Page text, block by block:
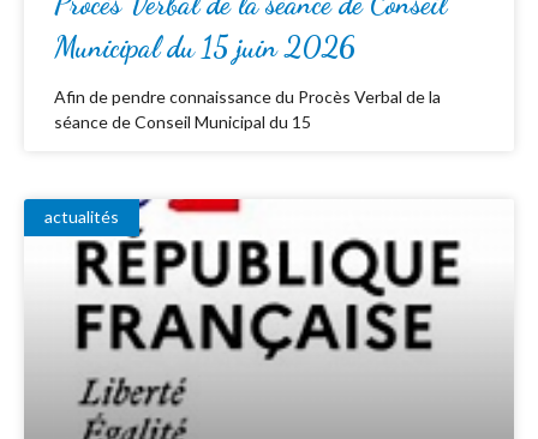
Municipal du 15 juin 2026
Afin de pendre connaissance du Procès Verbal de la
séance de Conseil Municipal du 15
actualités